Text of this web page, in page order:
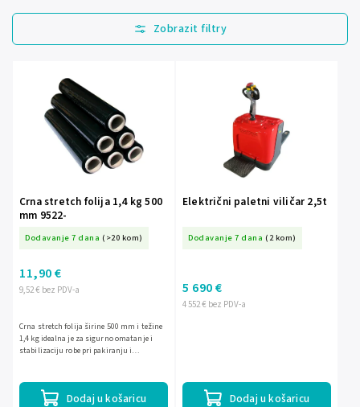
Najprodavanije
Najjeftinije
Abecedno
Crna stretch folija 1,4 kg 500
mm 9522-
Dodavanje 7 dana (>20 kom)
9,52 € bez PDV-a
11,90 €
Dodaj u košaricu
Crna stretch folija širine 500 mm i težine
1,4 kg idealna je za sigurno omatanje i
stabilizaciju robe pri pakiranju i
Električni paletni viličar 2,5t
Dodavanje 7 dana (2 kom)
4 552 € bez PDV-a
5 690 €
Dodaj u košaricu